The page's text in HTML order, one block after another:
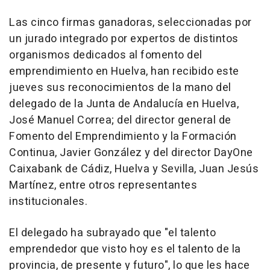
Las cinco firmas ganadoras, seleccionadas por
un jurado integrado por expertos de distintos
organismos dedicados al fomento del
emprendimiento en Huelva, han recibido este
jueves sus reconocimientos de la mano del
delegado de la Junta de Andalucía en Huelva,
José Manuel Correa; del director general de
Fomento del Emprendimiento y la Formación
Continua, Javier González y del director DayOne
Caixabank de Cádiz, Huelva y Sevilla, Juan Jesús
Martínez, entre otros representantes
institucionales.
El delegado ha subrayado que "el talento
emprendedor que visto hoy es el talento de la
provincia, de presente y futuro", lo que les hace